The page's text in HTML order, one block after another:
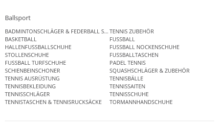
Ballsport
BADMINTONSCHLÄGER & FEDERBALL SETSTENNIS ZUBEHÖR
BASKETBALL
FUSSBALL
HALLENFUSSBALLSCHUHE
FUSSBALL NOCKENSCHUHE
STOLLENSCHUHE
FUSSBALLTASCHEN
FUSSBALL TURFSCHUHE
PADEL TENNIS
SCHIENBEINSCHONER
SQUASHSCHLÄGER & ZUBEHÖR
TENNIS AUSRÜSTUNG
TENNISBÄLLE
TENNISBEKLEIDUNG
TENNISSAITEN
TENNISSCHLÄGER
TENNISSCHUHE
TENNISTASCHEN & TENNISRUCKSÄCKE
TORMANNHANDSCHUHE